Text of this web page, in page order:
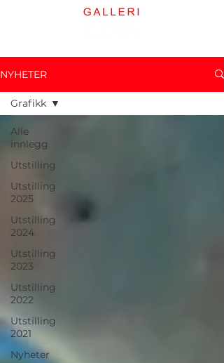
NYHETER
Alle
innlegg
Utstilling
Utstilling
2025
Utstilling
2024
Utstilling
2023
Utstilling
2022
Utstilling
2021
Nyheter
Grafikk